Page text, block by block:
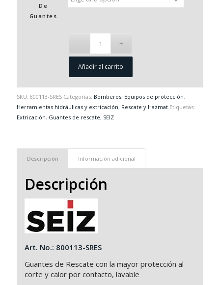
De
Guantes
Añadir al carrito
SKU: 800113-SRES Categorías: Bomberos, Equipos de protección,
Herramientas hidráulicas y extricación, Rescate y Hazmat Etiquetas:
Extricación, Guantes de rescate, SEIZ
Descripción Información adicional
Descripción
Art. No.: 800113-SRES
Guantes de Rescate con la mayor protección al
corte y calor por contacto, lavable